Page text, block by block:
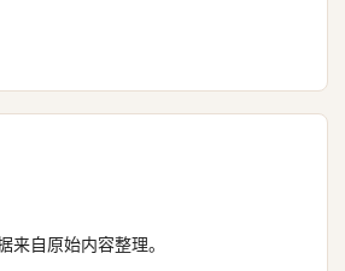
来自原始内容整理。